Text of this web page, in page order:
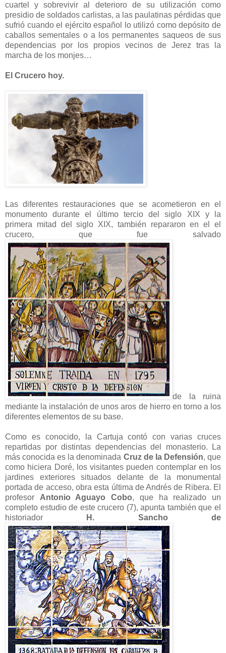
cuartel y sobrevivir al deterioro de su utilización como
presidio de soldados carlistas, a las paulatinas pérdidas que
sufrió cuando el ejército español lo utilizó como depósito de
caballos sementales o a los permanentes saqueos de sus
dependencias por los propios vecinos de Jerez tras la
marcha de los monjes…
El Crucero hoy.
Las diferentes restauraciones que se acometieron en el
monumento durante el último tercio del siglo XIX y la
primera mitad del siglo XIX, también repararon en el el
crucero, que fue salvado
de la ruina
mediante la instalación de unos aros de hierro en torno a los
diferentes elementos de su base.
Como es conocido, la Cartuja contó con varias cruces
repartidas por distintas dependencias del monasterio. La
más conocida es la denominada Cruz de la Defensión, que
como hiciera Doré, los visitantes pueden contemplar en los
jardines exteriores situados delante de la monumental
portada de acceso, obra esta última de Andrés de Ribera. El
profesor Antonio Aguayo Cobo, que ha realizado un
completo estudio de este crucero (7), apunta también que el
historiador
H. Sancho de